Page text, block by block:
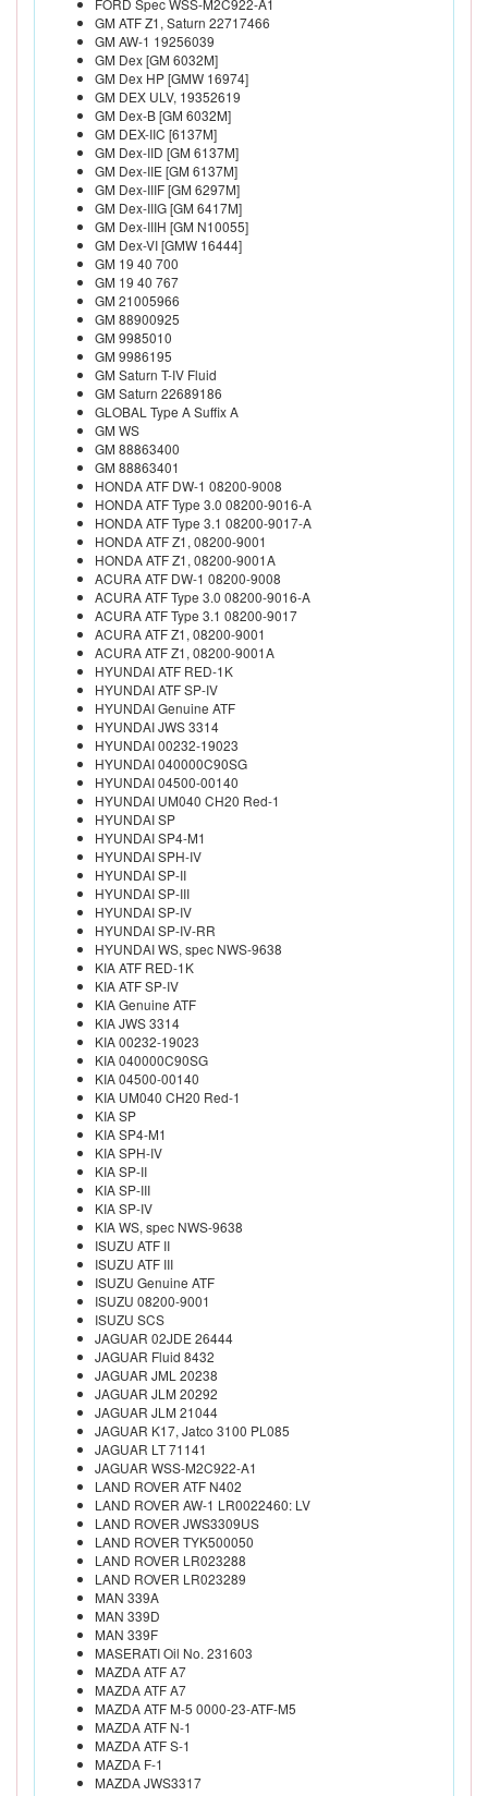
FORD Spec WSS-M2C922-A1
GM ATF Z1, Saturn 22717466
GM AW-1 19256039
GM Dex [GM 6032M]
GM Dex HP [GMW 16974]
GM DEX ULV, 19352619
GM Dex-B [GM 6032M]
GM DEX-IIC [6137M]
GM Dex-IID [GM 6137M]
GM Dex-IIE [GM 6137M]
GM Dex-IIIF [GM 6297M]
GM Dex-IIIG [GM 6417M]
GM Dex-IIIH [GM N10055]
GM Dex-VI [GMW 16444]
GM 19 40 700
GM 19 40 767
GM 21005966
GM 88900925
GM 9985010
GM 9986195
GM Saturn T-IV Fluid
GM Saturn 22689186
GLOBAL Type A Suffix A
GM WS
GM 88863400
GM 88863401
HONDA ATF DW-1 08200-9008
HONDA ATF Type 3.0 08200-9016-A
HONDA ATF Type 3.1 08200-9017-A
HONDA ATF Z1, 08200-9001
HONDA ATF Z1, 08200-9001A
ACURA ATF DW-1 08200-9008
ACURA ATF Type 3.0 08200-9016-A
ACURA ATF Type 3.1 08200-9017
ACURA ATF Z1, 08200-9001
ACURA ATF Z1, 08200-9001A
HYUNDAI ATF RED-1K
HYUNDAI ATF SP-IV
HYUNDAI Genuine ATF
HYUNDAI JWS 3314
HYUNDAI 00232-19023
HYUNDAI 040000C90SG
HYUNDAI 04500-00140
HYUNDAI UM040 CH20 Red-1
HYUNDAI SP
HYUNDAI SP4-M1
HYUNDAI SPH-IV
HYUNDAI SP-II
HYUNDAI SP-III
HYUNDAI SP-IV
HYUNDAI SP-IV-RR
HYUNDAI WS, spec NWS-9638
KIA ATF RED-1K
KIA ATF SP-IV
KIA Genuine ATF
KIA JWS 3314
KIA 00232-19023
KIA 040000C90SG
KIA 04500-00140
KIA UM040 CH20 Red-1
KIA SP
KIA SP4-M1
KIA SPH-IV
KIA SP-II
KIA SP-III
KIA SP-IV
KIA WS, spec NWS-9638
ISUZU ATF II
ISUZU ATF III
ISUZU Genuine ATF
ISUZU 08200-9001
ISUZU SCS
JAGUAR 02JDE 26444
JAGUAR Fluid 8432
JAGUAR JML 20238
JAGUAR JLM 20292
JAGUAR JLM 21044
JAGUAR K17, Jatco 3100 PL085
JAGUAR LT 71141
JAGUAR WSS-M2C922-A1
LAND ROVER ATF N402
LAND ROVER AW-1 LR0022460: LV
LAND ROVER JWS3309US
LAND ROVER TYK500050
LAND ROVER LR023288
LAND ROVER LR023289
MAN 339A
MAN 339D
MAN 339F
MASERATI Oil No. 231603
MAZDA ATF A7
MAZDA ATF A7
MAZDA ATF M-5 0000-23-ATF-M5
MAZDA ATF N-1
MAZDA ATF S-1
MAZDA F-1
MAZDA JWS3317